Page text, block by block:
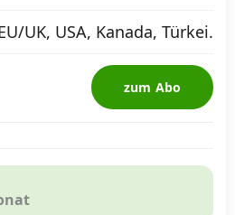
UK, USA, Kanada, Türkei.
zum Abo